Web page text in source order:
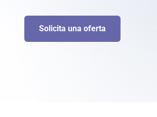
Solicita una oferta